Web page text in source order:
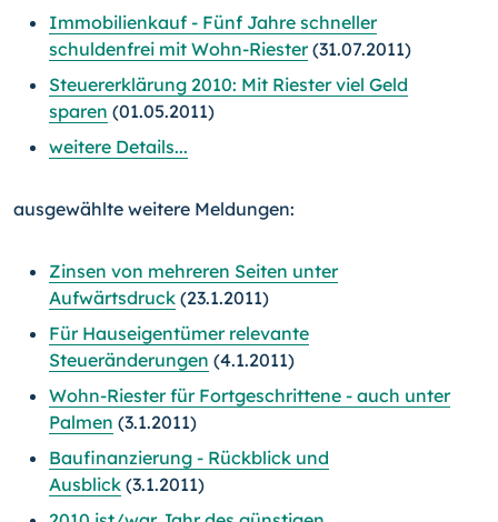
Immobilienkauf - Fünf Jahre schneller
schuldenfrei mit Wohn-Riester(31.07.2011)
Steuererklärung 2010: Mit Riester viel Geld
sparen (01.05.2011)
weitere Details...
ausgewählte weitere Meldungen:
Zinsen von mehreren Seiten unter
Aufwärtsdruck (23.1.2011)
Für Hauseigentümer relevante
Steueränderungen (4.1.2011)
Wohn-Riester für Fortgeschrittene - auch unter
Palmen (3.1.2011)
Baufinanzierung - Rückblick und
Ausblick (3.1.2011)